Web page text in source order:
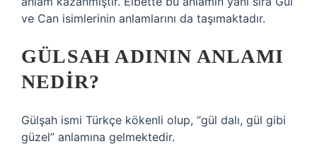
ve Can isimlerinin anlamlarını da taşımaktadır.
GÜLSAH ADININ ANLAMI
NEDIR?
Gülşah ismi Türkçe kökenli olup, “gül dalı, gül gibi
güzel” anlamına gelmektedir.